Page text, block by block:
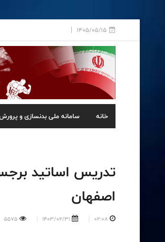
1405/05/15
خانه سامانه ملی بدنسازی و
تدریس اساتید
اصفهان
02:08
1403/02/31
5575